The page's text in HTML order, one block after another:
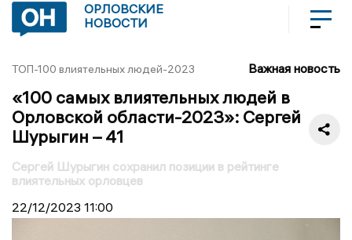
ОРЛОВСКИЕ
НОВОСТИ
ТОП-100 влиятельных людей-2023 Важная новость
«100 самых влиятельных людей в
Орловской области-2023»: Сергей
Шурыгин – 41
Сергей Шурыгин сохранил позиции в рейтинге
влиятельных орловцев
22/12/2023 11:00